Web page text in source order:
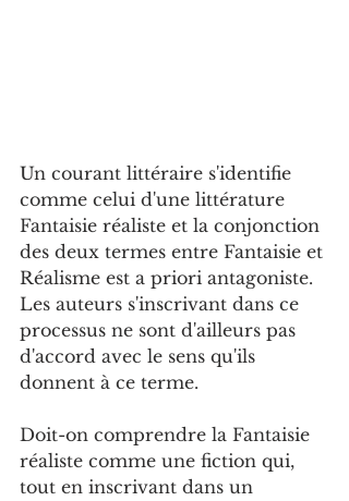
Un courant littéraire s'identifie
comme celui d'une littérature
Fantaisie réaliste et la conjonction
des deux termes entre Fantaisie et
Réalisme est a priori antagoniste.
Les auteurs s'inscrivant dans ce
processus ne sont d'ailleurs pas
d'accord avec le sens qu'ils
donnent à ce terme.
Doit-on comprendre la Fantaisie
réaliste comme une fiction qui,
tout en inscrivant dans un